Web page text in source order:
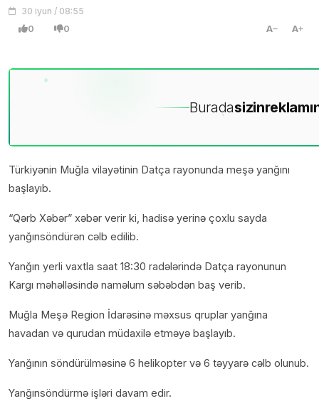
30 iyun / 08:55
0 0 A A
Buradasizin
Türkiyənin Muğla vilayətinin Datça rayonunda meşə yanğını
başlayıb.
“Qərb Xəbər” xəbər verir ki, hadisə yerinə çoxlu sayda
yanğınsöndürən cəlb edilib.
Yanğın yerli vaxtla saat 18:30 radələrində Datça rayonunun
Kargı məhəlləsində naməlum səbəbdən baş verib.
Muğla Meşə Region İdarəsinə məxsus qruplar yanğına
havadan və qurudan müdaxilə etməyə başlayıb.
Yanğının söndürülməsinə 6 helikopter və 6 təyyarə cəlb olunub.
Yanğınsöndürmə işləri davam edir.